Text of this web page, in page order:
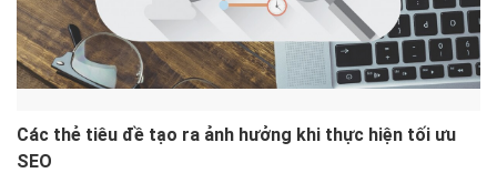
Các thẻ tiêu đề tạo ra ảnh hưởng khi thực hiện tối ưu
SEO